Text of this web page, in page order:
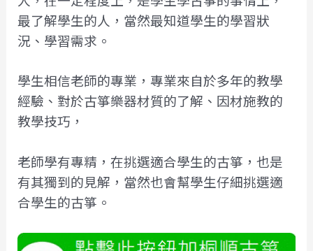
最了解學生的人，當然最知道學生的學習狀
況、學習需求。
學生相信老師的專業，專業來自於多年的教學
經驗、對於古箏樂器材質的了解、因材施教的
教學技巧，
老師學有專精，在挑選適合學生的古箏，也是
有其獨到的見解，當然也會幫學生仔細挑選適
合學生的古箏。